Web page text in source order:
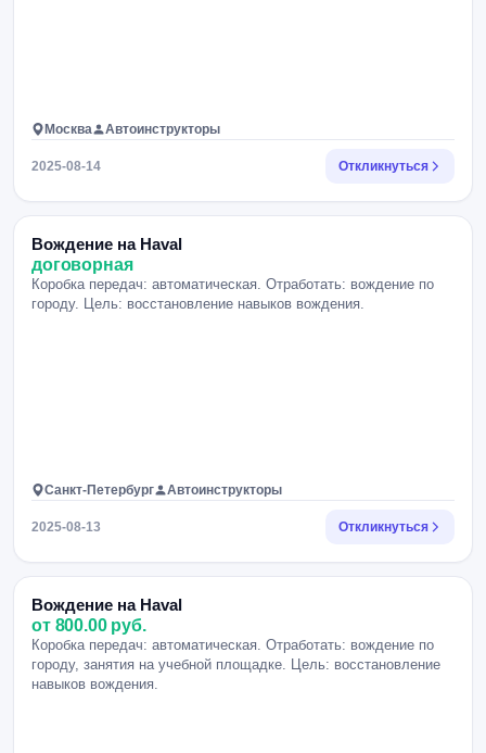
Москва Автоинструкторы
2025-08-14 Откликнуться
Вождение на Haval
договорная
Коробка передач: автоматическая. Отработать: вождение по
городу. Цель: восстановление навыков вождения.
Санкт-Петербург Автоинструкторы
2025-08-13 Откликнуться
Вождение на Haval
от 800.00 руб.
Коробка передач: автоматическая. Отработать: вождение по
городу, занятия на учебной площадке. Цель: восстановление
навыков вождения.